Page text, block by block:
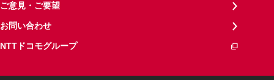
ご意見・ご要望
お問い合わせ
NTTドコモグループ